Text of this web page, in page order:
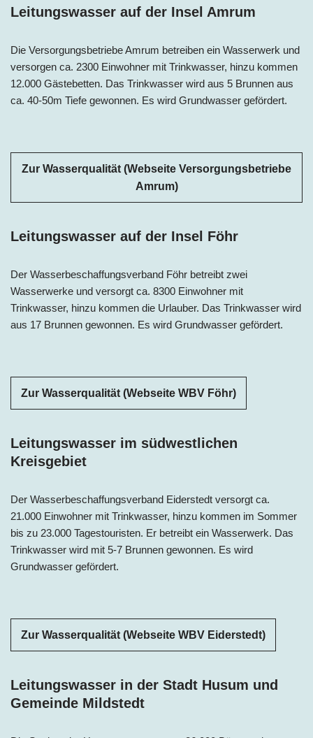
Leitungswasser auf der Insel Amrum
Die Versorgungsbetriebe Amrum betreiben ein Wasserwerk und
versorgen ca. 2300 Einwohner mit Trinkwasser, hinzu kommen
12.000 Gästebetten. Das Trinkwasser wird aus 5 Brunnen aus
ca. 40-50m Tiefe gewonnen. Es wird Grundwasser gefördert.
Zur Wasserqualität (Webseite Versorgungsbetriebe
Amrum)
Leitungswasser auf der Insel Föhr
Der Wasserbeschaffungsverband Föhr betreibt zwei
Wasserwerke und versorgt ca. 8300 Einwohner mit
Trinkwasser, hinzu kommen die Urlauber. Das Trinkwasser wird
aus 17 Brunnen gewonnen. Es wird Grundwasser gefördert.
Zur Wasserqualität (Webseite WBV Föhr)
Leitungswasser im südwestlichen
Kreisgebiet
Der Wasserbeschaffungsverband Eiderstedt versorgt ca.
21.000 Einwohner mit Trinkwasser, hinzu kommen im Sommer
bis zu 23.000 Tagestouristen. Er betreibt ein Wasserwerk. Das
Trinkwasser wird mit 5-7 Brunnen gewonnen. Es wird
Grundwasser gefördert.
Zur Wasserqualität (Webseite WBV Eiderstedt)
Leitungswasser in der Stadt Husum und
Gemeinde Mildstedt